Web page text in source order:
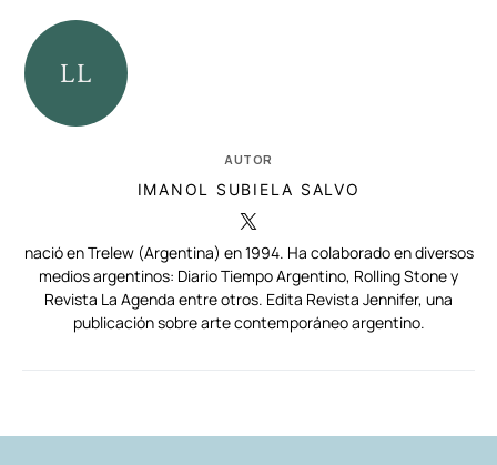
AUTOR
IMANOL SUBIELA SALVO
nació en Trelew (Argentina) en 1994. Ha colaborado en diversos
medios argentinos: Diario Tiempo Argentino, Rolling Stone y
Revista La Agenda entre otros. Edita Revista Jennifer, una
publicación sobre arte contemporáneo argentino.